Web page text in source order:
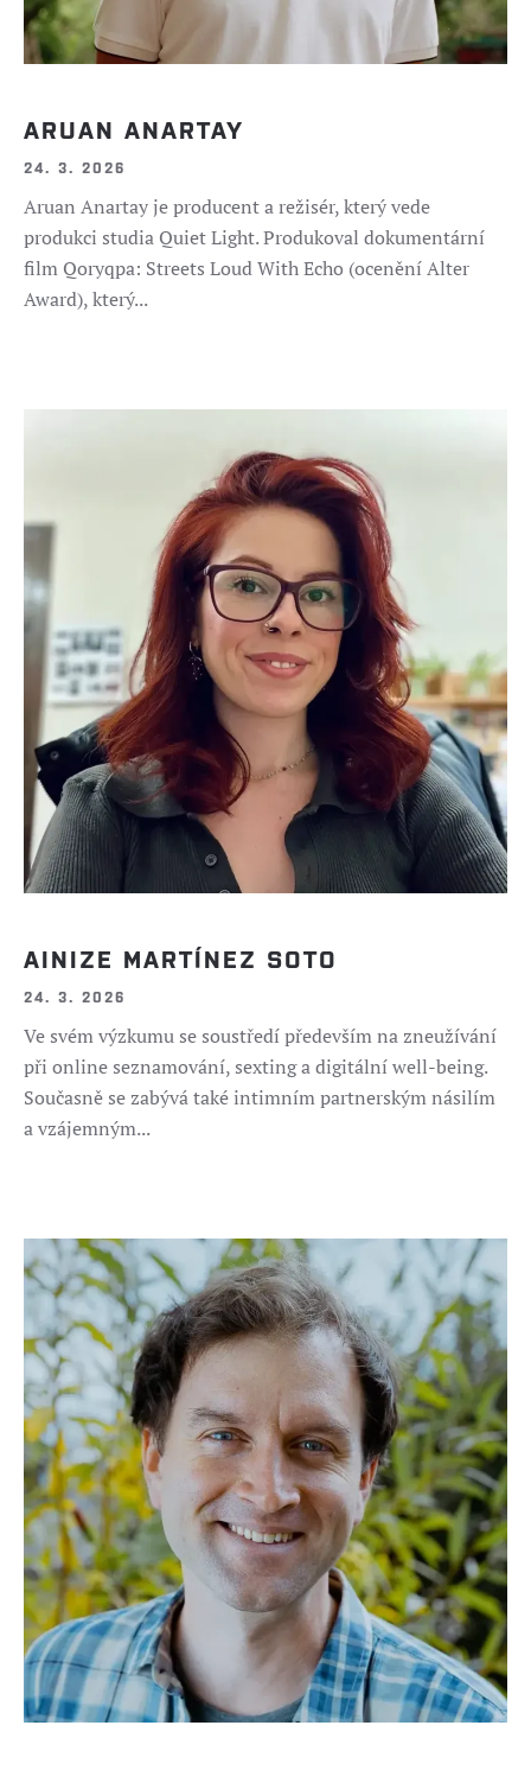
ARUAN ANARTAY
24. 3. 2026
Aruan Anartay je producent a režisér, který vede
produkci studia Quiet Light. Produkoval dokumentární
film Qoryqpa: Streets Loud With Echo (ocenění Alter
Award), který...
AINIZE MARTÍNEZ SOTO
24. 3. 2026
Ve svém výzkumu se soustředí především na zneužívání
při online seznamování, sexting a digitální well-being.
Současně se zabývá také intimním partnerským násilím
a vzájemným...